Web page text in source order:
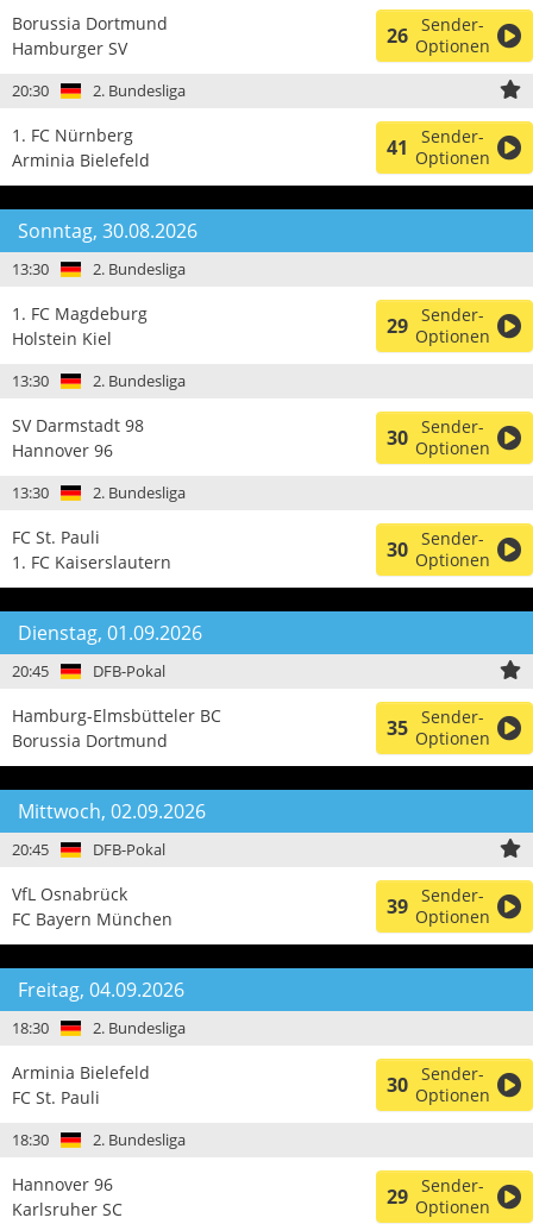
Borussia Dortmund
Hamburger SV
26 Sender-
Optionen
20:30 2. Bundesliga
1. FC Nürnberg
Arminia Bielefeld
41
Sender-
Optionen
Sonntag, 30.08.2026
13:30 2. Bundesliga
1. FC Magdeburg
Holstein Kiel
29 Sender-
Optionen
13:30 2. Bundesliga
SV Darmstadt 98
Hannover 96
30 Sender-
Optionen
13:30 2. Bundesliga
FC St. Pauli
1. FC Kaiserslautern
30 Sender-
Optionen
Dienstag, 01.09.2026
20:45 DFB-Pokal
Hamburg-Elmsbütteler BC
Borussia Dortmund
35 Sender-
Optionen
Mittwoch, 02.09.2026
20:45 DFB-Pokal
VfL Osnabrück
FC Bayern München
39 Sender-
Optionen
Freitag, 04.09.2026
18:30 2. Bundesliga
Arminia Bielefeld
FC St. Pauli
30 Sender-
Optionen
18:30 2. Bundesliga
Hannover 96
Karlsruher SC
29 Sender-
Optionen